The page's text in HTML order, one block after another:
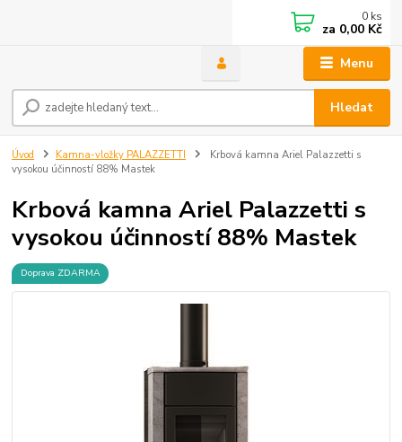
Menu
Hledat
0 ks
za 0,00 Kč
Úvod Kamna-vložky PALAZZETTI
Krbová kamna Ariel Palazzetti s
vysokou účinností 88% Mastek
Krbová kamna Ariel Palazzetti s
vysokou účinností 88% Mastek
Doprava ZDARMA